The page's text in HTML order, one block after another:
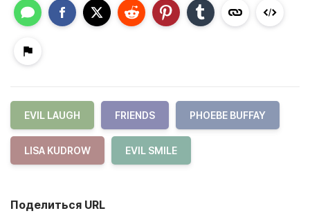
EVIL LAUGH FRIENDS PHOEBE BUFFAY
LISA KUDROW EVIL SMILE
Поделиться URL